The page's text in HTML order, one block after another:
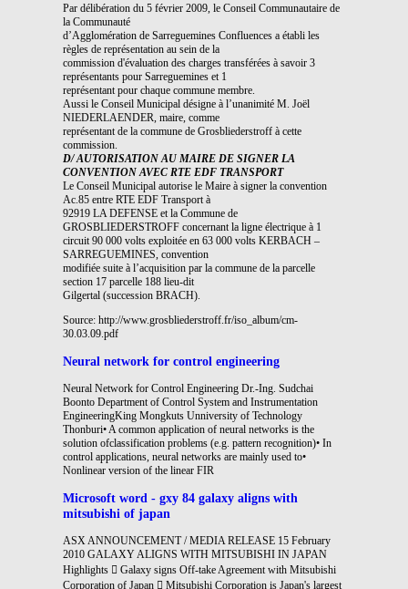
Par délibération du 5 février 2009, le Conseil Communautaire de
la Communauté
d’Agglomération de Sarreguemines Confluences a établi les
règles de représentation au sein de la
commission d'évaluation des charges transférées à savoir 3
représentants pour Sarreguemines et 1
représentant pour chaque commune membre.
Aussi le Conseil Municipal désigne à l’unanimité M. Joël
NIEDERLAENDER, maire, comme
représentant de la commune de Grosbliederstroff à cette
commission.
D/ AUTORISATION AU MAIRE DE SIGNER LA
CONVENTION AVEC RTE EDF TRANSPORT
Le Conseil Municipal autorise le Maire à signer la convention
Ac.85 entre RTE EDF Transport à
92919 LA DEFENSE et la Commune de
GROSBLIEDERSTROFF concernant la ligne électrique à 1
circuit 90 000 volts exploitée en 63 000 volts KERBACH –
SARREGUEMINES, convention
modifiée suite à l’acquisition par la commune de la parcelle
section 17 parcelle 188 lieu-dit
Gilgertal (succession BRACH).
Source: http://www.grosbliederstroff.fr/iso_album/cm-
30.03.09.pdf
Neural network for control engineering
Neural Network for Control Engineering Dr.-Ing. Sudchai
Boonto Department of Control System and Instrumentation
EngineeringKing Mongkuts Unniversity of Technology
Thonburi• A common application of neural networks is the
solution ofclassification problems (e.g. pattern recognition)• In
control applications, neural networks are mainly used to•
Nonlinear version of the linear FIR
Microsoft word - gxy 84 galaxy aligns with
mitsubishi of japan
ASX ANNOUNCEMENT / MEDIA RELEASE 15 February
2010 GALAXY ALIGNS WITH MITSUBISHI IN JAPAN
Highlights  Galaxy signs Off-take Agreement with Mitsubishi
Corporation of Japan  Mitsubishi Corporation is Japan's largest